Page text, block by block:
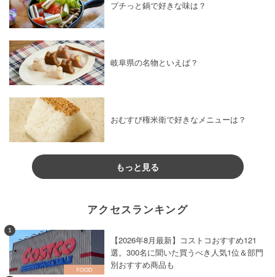
プチっと鍋で好きな味は？
岐阜県の名物といえば？
おむすび権米衛で好きなメニューは？
もっと見る
アクセスランキング
1
【2026年8月最新】コストコおすすめ121
選。300名に聞いた買うべき人気1位＆部門
別おすすめ商品も